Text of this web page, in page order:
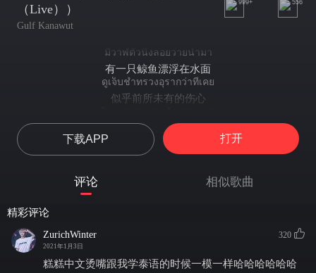
（Live））
Gulf Kanawut
999+ 556
มีวาฬตัวนึงลอยว่ายน้ำมา
有一只鲸鱼漂浮在水面
ดูเจ็บช้ำทรวงอุรากว่าที่เคย
似乎前所未有的伤心
它努力追寻心爱的人
แต่สุดท้ายดันมาเกยตื้นน้ำตาย
但最后却搁浅而亡
请记住 无论爱谁 都不要让自己心痛
รักก็คือรัก หลงก็คือหลง
下载APP 打开
评论 相似歌曲
精彩评论
ZurichWinter
2021年1月3日
320
糕糕中文烫嘴跟我学泰语的时候一模一样哈哈哈哈哈哈